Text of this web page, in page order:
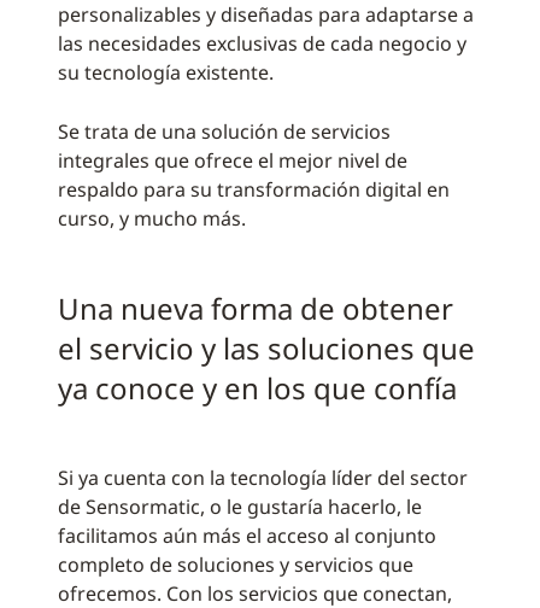
personalizables y diseñadas para adaptarse a
las necesidades exclusivas de cada negocio y
su tecnología existente.
Se trata de una solución de servicios
integrales que ofrece el mejor nivel de
respaldo para su transformación digital en
curso, y mucho más.
Una nueva forma de obtener
el servicio y las soluciones que
ya conoce y en los que confía
Si ya cuenta con la tecnología líder del sector
de Sensormatic, o le gustaría hacerlo, le
facilitamos aún más el acceso al conjunto
completo de soluciones y servicios que
ofrecemos. Con los servicios que conectan,